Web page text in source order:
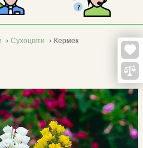
› Сухоцвіти › Кермек